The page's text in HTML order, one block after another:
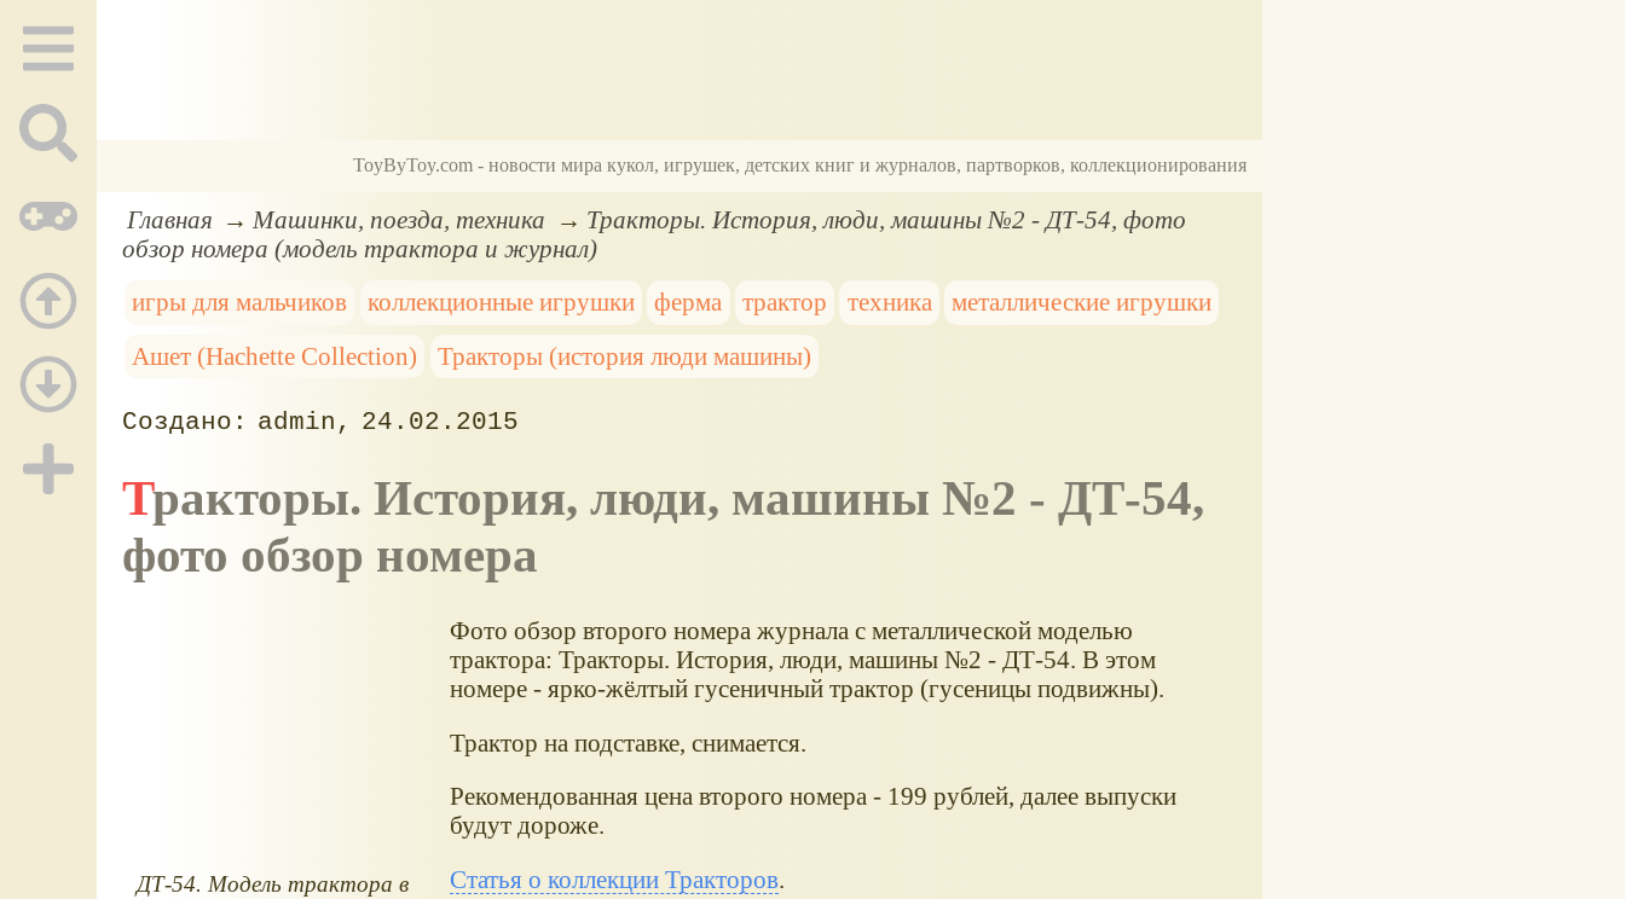
ToyByToy.com - новости мира кукол, игрушек, детских книг и журналов, партворков, коллекционирования
Главная Машинки, поезда, техника
Тракторы. История, люди, машины №2 - ДТ-54, фото
обзор номера (модель трактора и журнал)
игры для мальчиков
коллекционные игрушки ферма трактор техника
металлические игрушки
Ашет (Hachette Collection)
Тракторы (история люди машины)
admin 24.02.2015
Тракторы. История, люди, машины №2 - ДТ-54,
фото обзор номера
ДТ-54. Модель трактора в
Фото обзор второго номера журнала с металлической моделью
трактора: Тракторы. История, люди, машины №2 - ДТ-54. В этом
номере - ярко-жёлтый гусеничный трактор (гусеницы подвижны).
Трактор на подставке, снимается.
Рекомендованная цена второго номера - 199 рублей, далее выпуски
будут дороже.
Статья о коллекции Тракторов.